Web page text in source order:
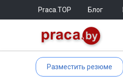
Praca.TOP Блог
Разместить резюме